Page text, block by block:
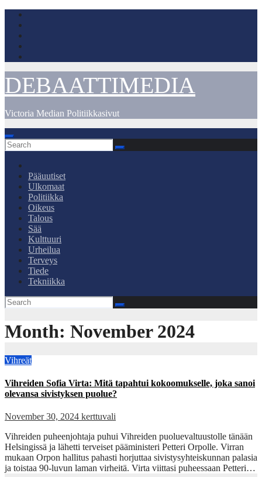
Skip
content
DEBAATTIMEDIA
Victoria Median Politiikkasivut
Pääuutiset
Ulkomaat
Politiikka
Oikeus
Talous
Sää
Kulttuuri
Urheilua
Terveys
Tiede
Tekniikka
Month: November 2024
Vihreät
Vihreiden Sofia Virta: Mitä tapahtui kokoomukselle, joka sanoi
olevansa sivistyksen puolue?
November 30, 2024 kerttuvali
Vihreiden puheenjohtaja puhui Vihreiden puoluevaltuustolle tänään
Helsingissä ja lähetti terveiset pääministeri Petteri Orpolle. Virran
mukaan Orpon hallitus pahasti horjuttaa sivistysyhteiskunnan palasia
ja toistaa 90-luvun laman virheitä. Virta viittasi puheessaan Petteri…